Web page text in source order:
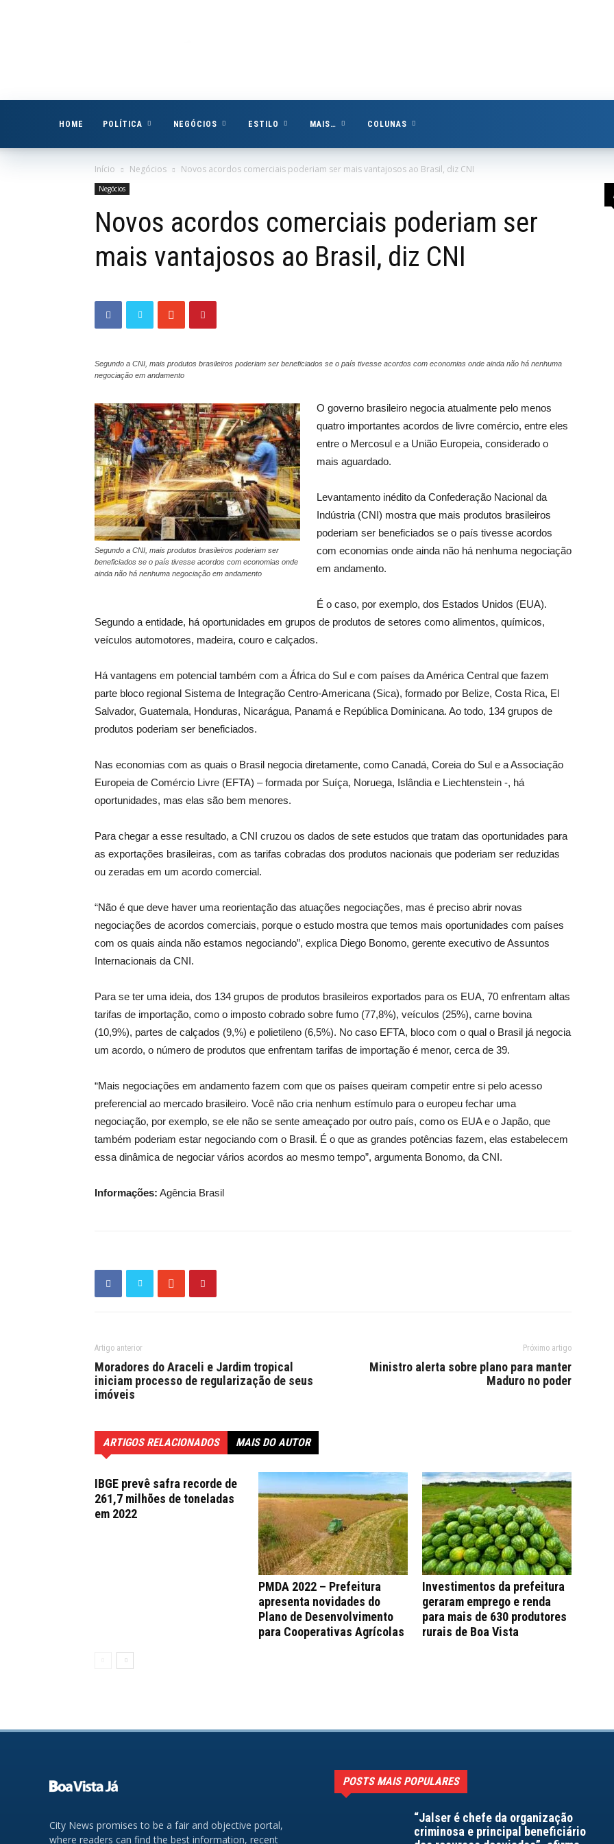
HOME POLÍTICA NEGÓCIOS ESTILO MAIS… COLUNAS
Início Negócios Novos acordos comerciais poderiam ser mais vantajosos ao Brasil, diz CNI
Negócios
Novos acordos comerciais poderiam ser
mais vantajosos ao Brasil, diz CNI
Segundo a CNI, mais produtos brasileiros poderiam ser beneficiados se o país tivesse acordos com economias onde ainda não há nenhuma
negociação em andamento
Segundo a CNI, mais produtos brasileiros poderiam ser
beneficiados se o país tivesse acordos com economias onde
ainda não há nenhuma negociação em andamento
O governo brasileiro negocia atualmente pelo menos
quatro importantes acordos de livre comércio, entre eles
entre o Mercosul e a União Europeia, considerado o
mais aguardado.
Levantamento inédito da Confederação Nacional da
Indústria (CNI) mostra que mais produtos brasileiros
poderiam ser beneficiados se o país tivesse acordos
com economias onde ainda não há nenhuma negociação
em andamento.
É o caso, por exemplo, dos Estados Unidos (EUA).
Segundo a entidade, há oportunidades em grupos de produtos de setores como alimentos, químicos,
veículos automotores, madeira, couro e calçados.
Há vantagens em potencial também com a África do Sul e com países da América Central que fazem
parte bloco regional Sistema de Integração Centro-Americana (Sica), formado por Belize, Costa Rica, El
Salvador, Guatemala, Honduras, Nicarágua, Panamá e República Dominicana. Ao todo, 134 grupos de
produtos poderiam ser beneficiados.
Nas economias com as quais o Brasil negocia diretamente, como Canadá, Coreia do Sul e a Associação
Europeia de Comércio Livre (EFTA) – formada por Suíça, Noruega, Islândia e Liechtenstein -, há
oportunidades, mas elas são bem menores.
Para chegar a esse resultado, a CNI cruzou os dados de sete estudos que tratam das oportunidades para
as exportações brasileiras, com as tarifas cobradas dos produtos nacionais que poderiam ser reduzidas
ou zeradas em um acordo comercial.
“Não é que deve haver uma reorientação das atuações negociações, mas é preciso abrir novas
negociações de acordos comerciais, porque o estudo mostra que temos mais oportunidades com países
com os quais ainda não estamos negociando”, explica Diego Bonomo, gerente executivo de Assuntos
Internacionais da CNI.
Para se ter uma ideia, dos 134 grupos de produtos brasileiros exportados para os EUA, 70 enfrentam altas
tarifas de importação, como o imposto cobrado sobre fumo (77,8%), veículos (25%), carne bovina
(10,9%), partes de calçados (9,%) e polietileno (6,5%). No caso EFTA, bloco com o qual o Brasil já negocia
um acordo, o número de produtos que enfrentam tarifas de importação é menor, cerca de 39.
“Mais negociações em andamento fazem com que os países queiram competir entre si pelo acesso
preferencial ao mercado brasileiro. Você não cria nenhum estímulo para o europeu fechar uma
negociação, por exemplo, se ele não se sente ameaçado por outro país, como os EUA e o Japão, que
também poderiam estar negociando com o Brasil. É o que as grandes potências fazem, elas estabelecem
essa dinâmica de negociar vários acordos ao mesmo tempo”, argumenta Bonomo, da CNI.
Informações: Agência Brasil
Artigo anterior
Moradores do Araceli e Jardim tropical
iniciam processo de regularização de seus
imóveis
Próximo artigo
Ministro alerta sobre plano para manter
Maduro no poder
ARTIGOS RELACIONADOS MAIS DO AUTOR
IBGE prevê safra recorde de
261,7 milhões de toneladas
em 2022
PMDA 2022 – Prefeitura
apresenta novidades do
Plano de Desenvolvimento
para Cooperativas Agrícolas
Investimentos da prefeitura
geraram emprego e renda
para mais de 630 produtores
rurais de Boa Vista
City News promises to be a fair and objective portal,
where readers can find the best information, recent
POSTS MAIS POPULARES
“Jalser é chefe da organização
criminosa e principal beneficiário